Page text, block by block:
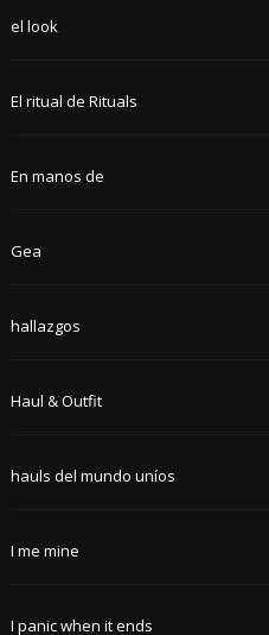
el look
El ritual de Rituals
En manos de
Gea
hallazgos
Haul & Outfit
hauls del mundo uníos
I me mine
I panic when it ends